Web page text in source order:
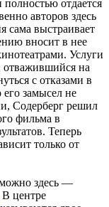
отдается
авторов здесь
сама выстраивает
вносит в нее
Услуги
отважившийся на
с отказами в
замысел не
Содерберг решил
фильма в
Теперь
только от
здесь —
В центре